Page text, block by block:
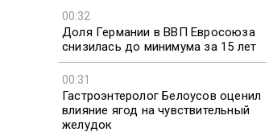
00:32
Доля Германии в ВВП Евросоюза
снизилась до минимума за 15 лет
00:31
Гастроэнтеролог Белоусов оценил
влияние ягод на чувствительный
желудок